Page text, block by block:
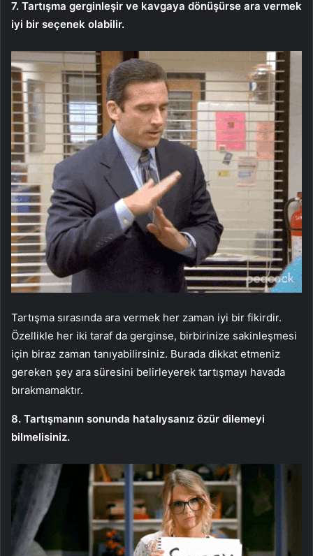
7. Tartışma gerginleşir ve kavgaya dönüşürse ara vermek
iyi bir seçenek olabilir.
Tartışma sırasında ara vermek her zaman iyi bir fikirdir.
Özellikle her iki taraf da gerginse, birbirinize sakinleşmesi
için biraz zaman tanıyabilirsiniz. Burada dikkat etmeniz
gereken şey ara süresini belirleyerek tartışmayı havada
bırakmamaktır.
8. Tartışmanın sonunda hatalıysanız özür dilemeyi
bilmelisiniz.